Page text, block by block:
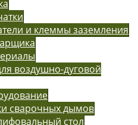
и клеммы заземления
воздушно-дуговой
сварочных дымов
стол